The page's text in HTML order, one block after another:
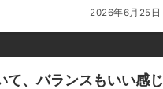
2026年6月25日
、バランスもいい感じ